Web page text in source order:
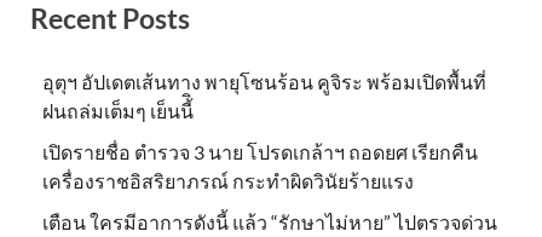
Recent Posts
อุตุฯ อัปเดตเส้นทาง พายุโซนร้อน คูจิระ พร้อมเปิดพื้นที่
ฝนถล่มเต็มๆ เย็นนี้ิ
เปิดรายชื่อ ตำรวจ 3 นาย โปรดเกล้าฯ ถอดยศ เรียกคืน
เครื่องราชอิสริยาภรณ์ กระทำผิดวินัยร้ายแรง
เตือน ใครมีอาการดังนี้ แล้ว “รักษาไม่หาย” ไปตรวจด่วน